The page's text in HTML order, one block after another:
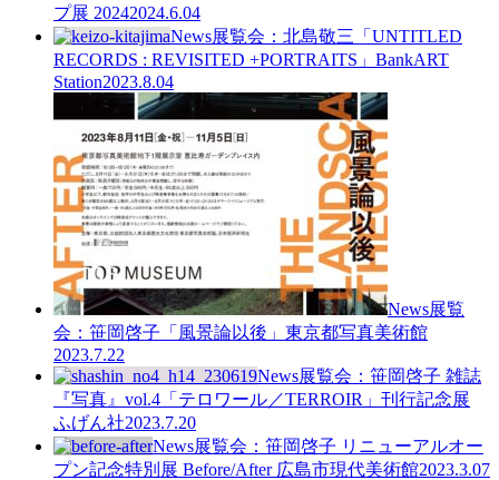
プ展 20242024.6.04
News展覧会：北島敬三「UNTITLED
RECORDS : REVISITED +PORTRAITS」BankART
Station2023.8.04
News展覧
会：笹岡啓子「風景論以後」東京都写真美術館
2023.7.22
News展覧会：笹岡啓子 雑誌
『写真』vol.4「テロワール／TERROIR」刊行記念展
ふげん社2023.7.20
News展覧会：笹岡啓子 リニューアルオー
プン記念特別展 Before/After 広島市現代美術館2023.3.07